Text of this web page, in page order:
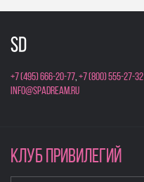
+7 (495) 666-20-77,+7 (800) 555-27-32
info@spadream.ru
КЛУБ ПРИВИЛЕГИЙ